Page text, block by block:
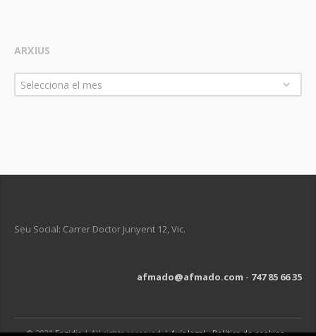
ARXIUS
Arxius
Selecciona el mes
Seu Social: Carrer Doctor Junyent 12, Vic.
afmado@afmado.com - 747 85 66 35
© 2021Engidia| All rights reserved |Avís legal-Política de cookies-